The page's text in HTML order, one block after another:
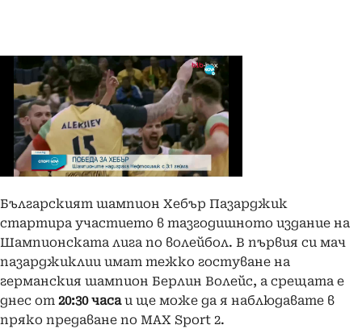
Българският шампион Хебър Пазарджик
стартира участието в тазгодишното издание на
Шампионската лига по волейбол. В първия си мач
пазарджиклии имат тежко гостуване на
германския шампион Берлин Волейс, а срещата е
днес от 20:30 часаи ще може да я наблюдавате в
пряко предаване по MAX Sport 2.